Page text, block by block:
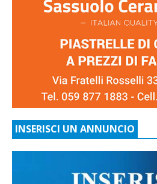
INSERISCI UN ANNUNCIO